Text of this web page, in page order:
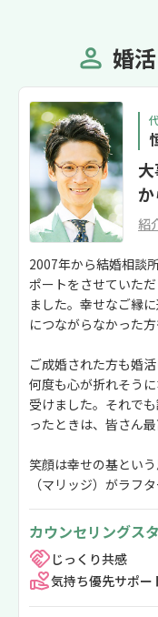
婚
紹
2007年から結婚相談
ポートをさせていた
ました。幸せなご縁
につながらなかった
ご成婚された方も婚
何度も心が折れそう
受けました。それで
ったときは、皆さん最
笑顔は幸せの基とい
（マリッジ）がラフ
カウンセリングス
じっくり共感
気持ち優先サポー